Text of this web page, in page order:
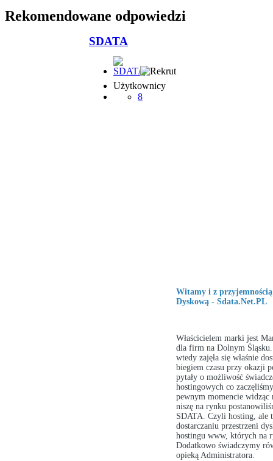
Rekomendowane odpowiedzi
SDATA
Użytkownicy
8
Witamy i z
Dyskową - Sdata.Net.PL
Właścicielem marki jest
dla firm na Dolnym
wtedy zajęła się właśnie
biegiem czasu przy okazji
pytały o możliwość
hostingowych co
pewnym momencie
niszę na rynku
SDATA. Czyli hosting, ale
dostarczaniu przestrzeni
hostingu www, których na
Dodatkowo świadczymy
opieką Administratora.